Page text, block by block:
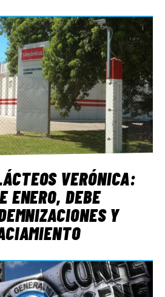
VERÓNICA:
ENERO, DEBE
Y